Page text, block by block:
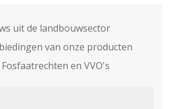
uit de landbouwsector
van onze producten
en VVO's